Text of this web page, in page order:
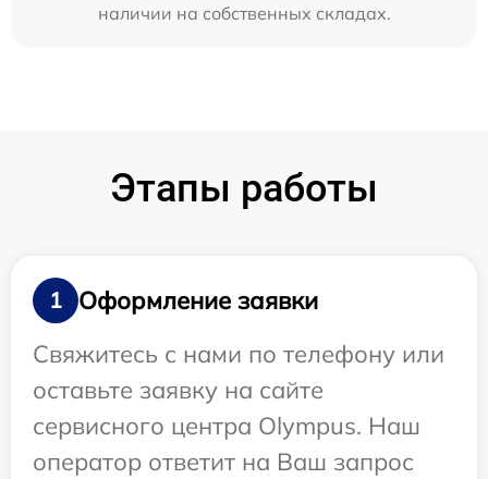
наличии на собственных складах.
Этапы работы
1
Оформление заявки
Свяжитесь с нами по телефону или
оставьте заявку на сайте
сервисного центра Olympus. Наш
оператор ответит на Ваш запрос